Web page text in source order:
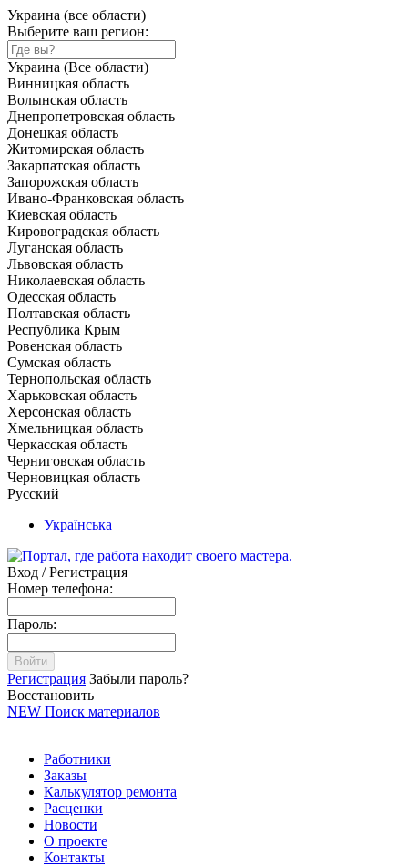
Украина (все области)
Выберите ваш регион:
Украина (Все области)
Винницкая область
Волынская область
Днепропетровская область
Донецкая область
Житомирская область
Закарпатская область
Запорожская область
Ивано-Франковская область
Киевская область
Кировоградская область
Луганская область
Львовская область
Николаевская область
Одесская область
Полтавская область
Республика Крым
Ровенская область
Сумская область
Тернопольская область
Харьковская область
Херсонская область
Хмельницкая область
Черкасская область
Черниговская область
Черновицкая область
Русский
Українська
Вход / Регистрация
Номер телефона:
Пароль:
Войти
Регистрация Забыли пароль?
Восстановить
NEW Поиск материалов
Работники
Заказы
Калькулятор ремонта
Расценки
Новости
О проекте
Контакты